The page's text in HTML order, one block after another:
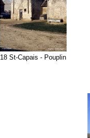
18 St-Capais - Pouplin